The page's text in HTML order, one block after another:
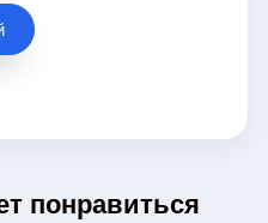
понравиться